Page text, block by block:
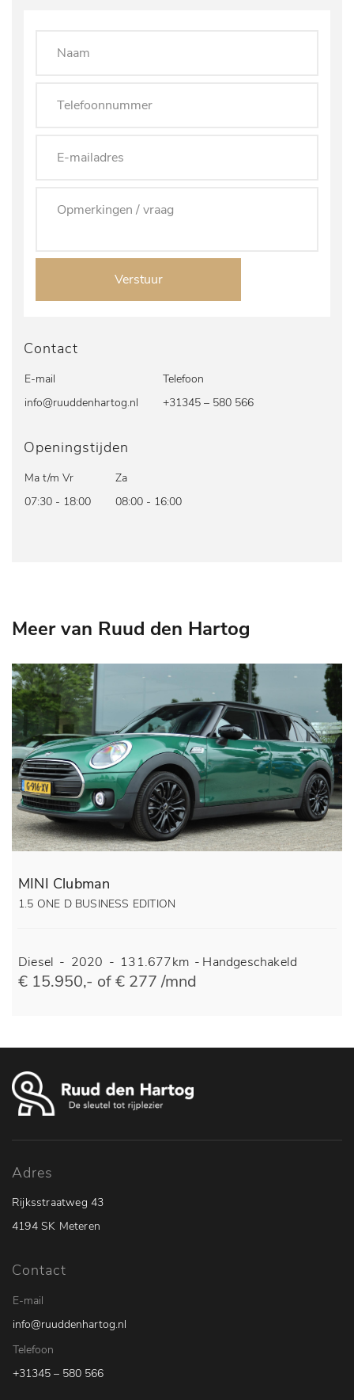
Verstuur
Contact
E-mail
info@ruuddenhartog.nl
Telefoon
+31345 – 580 566
Openingstijden
Ma t/m Vr
07:30 - 18:00
Za
08:00 - 16:00
Meer van Ruud den Hartog
MINI Clubman
1.5 ONE D BUSINESS EDITION
Diesel - 2020 - 131.677km - Handgeschakeld
€ 15.950,- of € 277 /mnd
Adres
Rijksstraatweg 43
4194 SK Meteren
Contact
E-mail
info@ruuddenhartog.nl
Telefoon
+31345 – 580 566